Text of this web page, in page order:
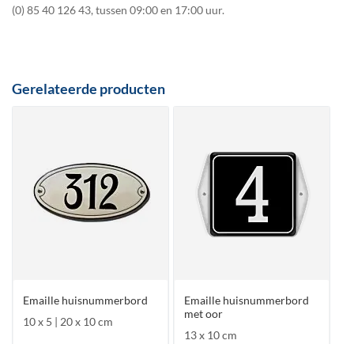
(0) 85 40 126 43, tussen 09:00 en 17:00 uur.
Gerelateerde producten
Emaille huisnummerbord
10 x 5 | 20 x 10 cm
Emaille huisnummerbord
met oor
13 x 10 cm